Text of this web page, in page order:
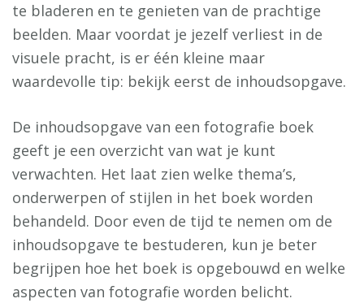
te bladeren en te genieten van de prachtige
beelden. Maar voordat je jezelf verliest in de
visuele pracht, is er één kleine maar
waardevolle tip: bekijk eerst de inhoudsopgave.
De inhoudsopgave van een fotografie boek
geeft je een overzicht van wat je kunt
verwachten. Het laat zien welke thema’s,
onderwerpen of stijlen in het boek worden
behandeld. Door even de tijd te nemen om de
inhoudsopgave te bestuderen, kun je beter
begrijpen hoe het boek is opgebouwd en welke
aspecten van fotografie worden belicht.